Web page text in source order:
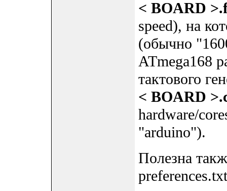
< BOARD
speed), на
(обычно
ATmega168
тактового
< BOARD
hardware/
"arduino").
Полезна